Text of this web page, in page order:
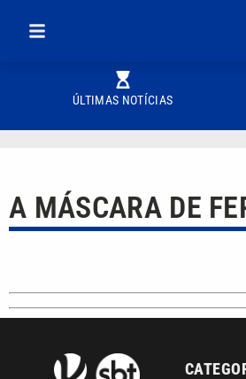
ÚLTIMAS NOTÍCIAS
A MÁSCARA DE